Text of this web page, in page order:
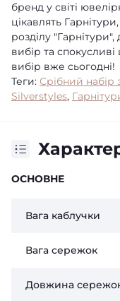
бренд у світі
цікавлять
розділу
вибір та
вибір вже сьогодні!
Теги: Срібний набір
Silverstyles,
ОСНОВНЕ
Вага каблучки
Вага сережок
Довжина